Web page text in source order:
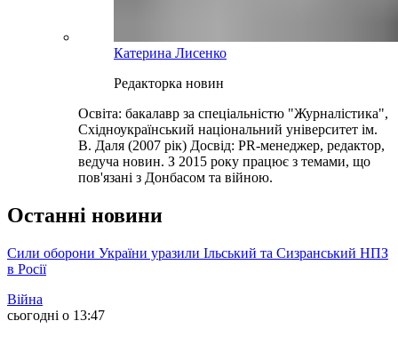
Катерина Лисенко
Редакторка новин
Освіта: бакалавр за спеціальністю "Журналістика",
Східноукраїнський національний університет ім.
В. Даля (2007 рік) Досвід: PR-менеджер, редактор,
ведуча новин. З 2015 року працює з темами, що
пов'язані з Донбасом та війною.
Останні новини
Сили оборони України уразили Ільський та Сизранський НПЗ
в Росії
Війна
сьогодні о 13:47